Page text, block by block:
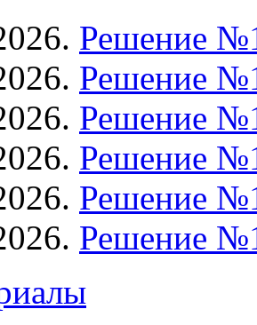
Решение
Решение
Решение
Решение
Решение
Решение